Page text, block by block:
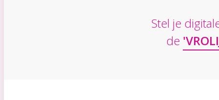
Stel je
de